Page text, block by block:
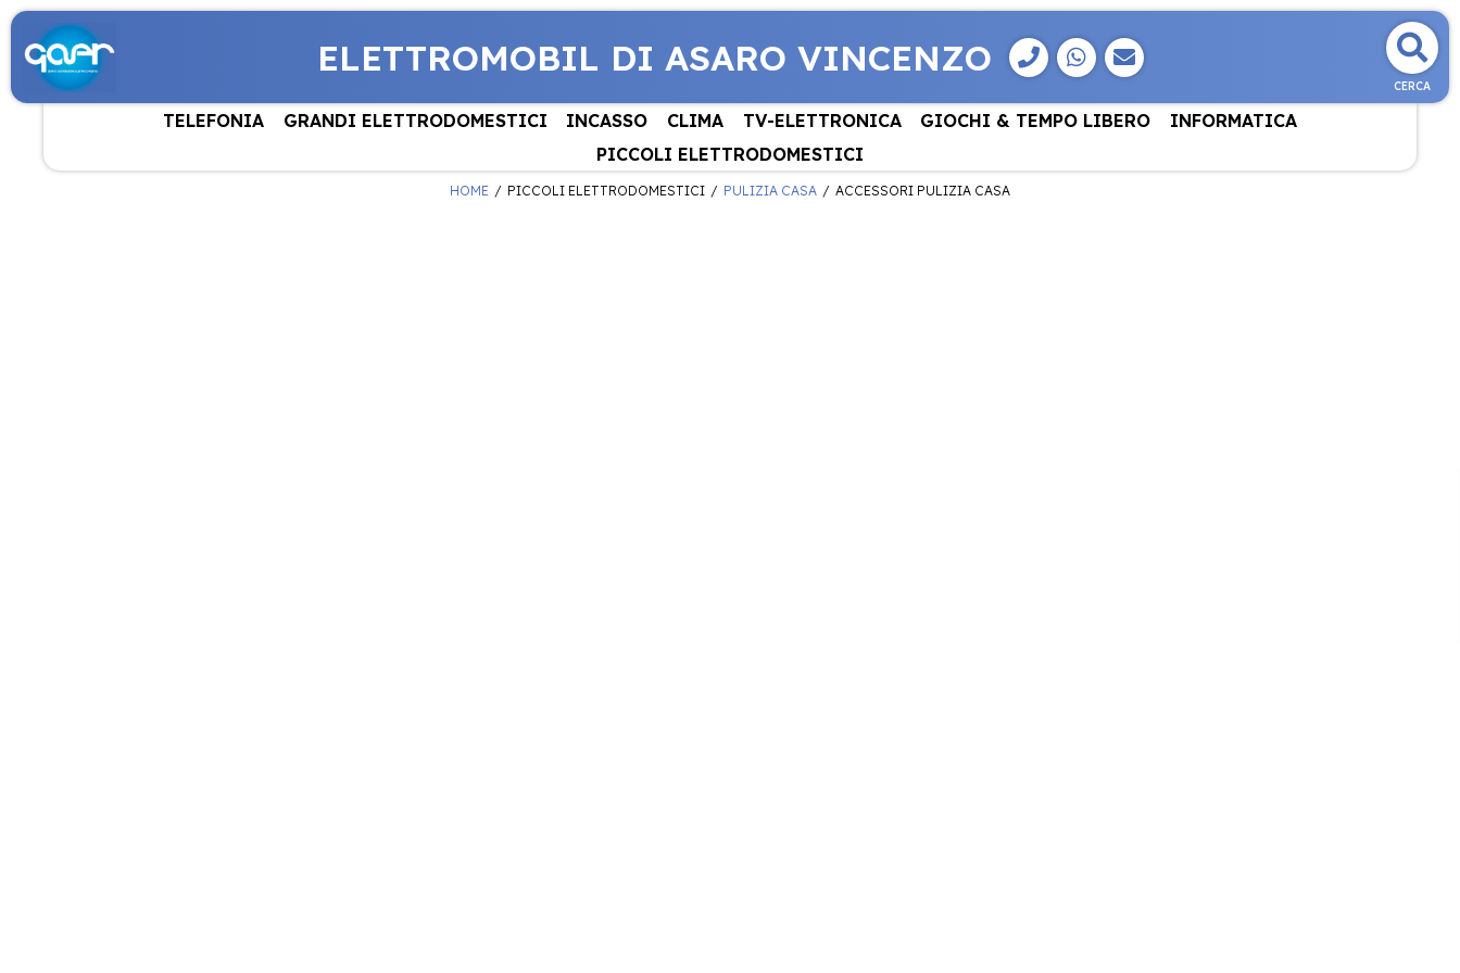
ELETTROMOBIL DI ASARO VINCENZO
CERCA
TELEFONIA GRANDI ELETTRODOMESTICI INCASSO CLIMA TV-ELETTRONICA GIOCHI & TEMPO LIBERO
INFORMATICA
PICCOLI ELETTRODOMESTICI
HOME PICCOLI ELETTRODOMESTICI PULIZIA CASA ACCESSORI PULIZIA CASA